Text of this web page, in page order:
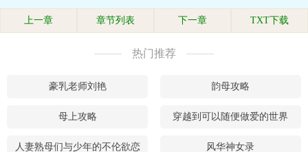
上一章 章节列表 下一章 TXT下载
热门推荐
豪乳老师刘艳 韵母攻略
母上攻略 穿越到可以随便做爱的世界
人妻熟母们与少年的不伦欲恋 风华神女录